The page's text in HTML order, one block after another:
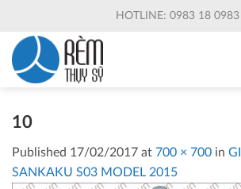
content
HOTLINE: 0983 18 0983
10
Published 17/02/2017 at 700 × 700 in
SANKAKU S03 MODEL 2015